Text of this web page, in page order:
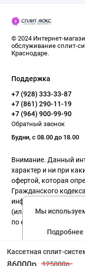
125000р.
© 2024 Интернет-
обслуживание сплит-
Краснодаре.
Поддержка
+7 (928) 333-33-87
+7 (861) 290-11-19
+7 (964) 900-99-90
Обратный звонок
Будни, с 08.00 до 18.00
Внимание. Данный
характер и ни при
офертой, которая
Гражданского
информации о
(или) услуг,
по email или телефону
Мы